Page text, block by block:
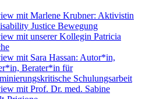
mit Marlene Krubner: Aktivistin
Justice Bewegung
mit unserer Kollegin Patricia
mit Sara Hassan: Autor*in,
Berater*in für
Schulungsarbeit
mit Prof. Dr. med. Sabine